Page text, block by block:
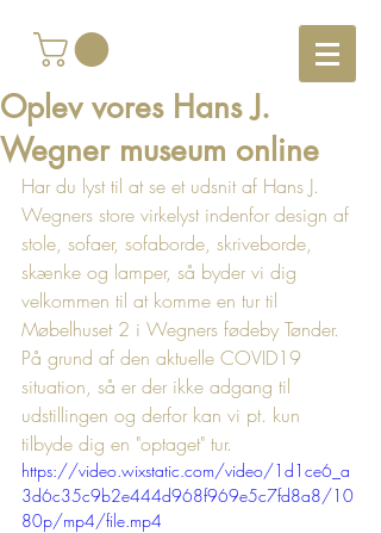
Oplev vores Hans J.
Wegner museum online
Har du lyst til at se et udsnit af Hans J.
Wegners store virkelyst indenfor design af
stole, sofaer, sofaborde, skriveborde,
skænke og lamper, så byder vi dig
velkommen til at komme en tur til
Møbelhuset 2 i Wegners fødeby Tønder.
På grund af den aktuelle COVID19
situation, så er der ikke adgang til
udstillingen og derfor kan vi pt. kun
tilbyde dig en "optaget" tur.
https://video.wixstatic.com/video/1d1ce6_a
3d6c35c9b2e444d968f969e5c7fd8a8/10
80p/mp4/file.mp4